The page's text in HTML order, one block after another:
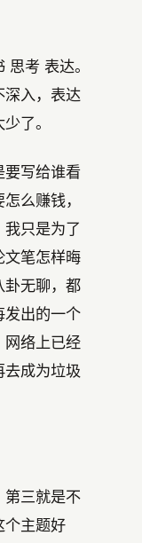
考 表达。
深入，表达
了。
要写给谁看
么赚钱，
只是为了
文笔怎样晦
卦无聊，都
发出的一个
网络上已经
去成为垃圾
第三就是不
个主题好